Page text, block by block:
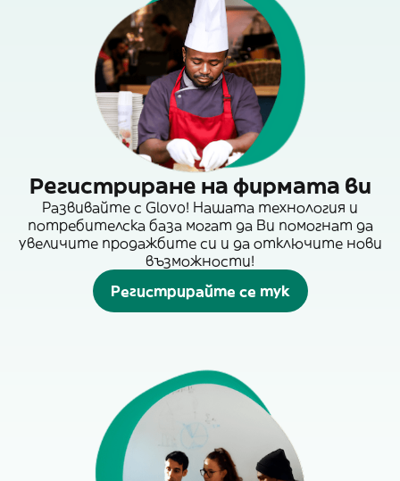
Регистриране на фирмата ви
Развивайте с Glovo! Нашата технология и
потребителска база могат да Ви помогнат да
увеличите продажбите си и да отключите нови
възможности!
Регистрирайте се тук